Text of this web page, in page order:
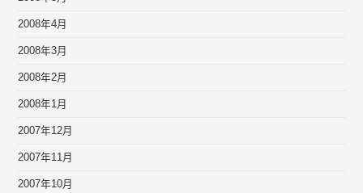
2008年4月
2008年3月
2008年2月
2008年1月
2007年12月
2007年11月
2007年10月